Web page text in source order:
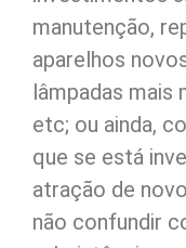
manutenção,
aparelhos
lâmpadas mais
etc; ou ainda,
que se está
atração de
não confundir